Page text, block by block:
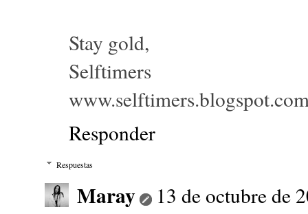
Stay gold,
Selftimers
Responder
Respuestas
Maray
13 de octubre de